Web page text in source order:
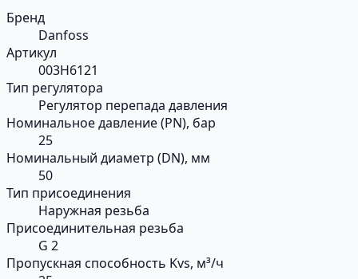
Бренд
Danfoss
Артикул
003H6121
Тип регулятора
Регулятор перепада давления
Номинальное давление (PN), бар
25
Номинальный диаметр (DN), мм
50
Тип присоединения
Наружная резьба
Присоединительная резьба
G 2
Пропускная способность Kvs, м³/ч